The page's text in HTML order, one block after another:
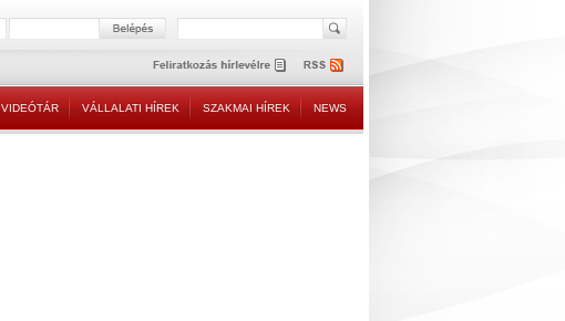
VIDEÓTÁR VÁLLALATI HÍREK SZAKMAI HÍREK NEWS